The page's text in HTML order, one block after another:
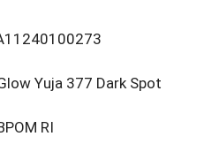
Yuja 377 Dark Spot
RI